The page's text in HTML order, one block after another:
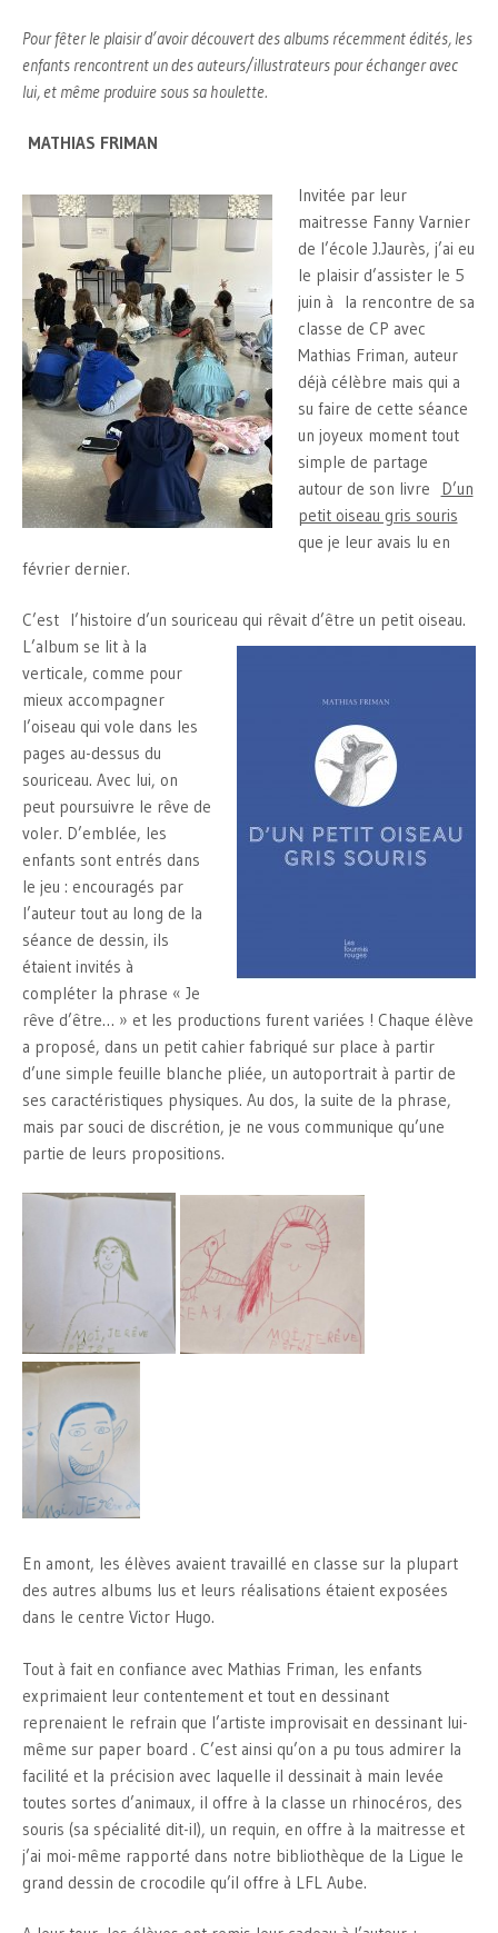
Pour fêter le plaisir d’avoir découvert des albums récemment édités, les
enfants rencontrent un des auteurs/illustrateurs pour échanger avec
lui, et même produire sous sa houlette.
MATHIAS FRIMAN
Invitée par leur
maitresse Fanny Varnier
de l’école J.Jaurès, j’ai eu
le plaisir d’assister le 5
juin à la rencontre de sa
classe de CP avec
Mathias Friman, auteur
déjà célèbre mais qui a
su faire de cette séance
un joyeux moment tout
simple de partage
autour de son livre D’un
petit oiseau gris souris
que je leur avais lu en
février dernier.
C’est l’histoire d’un souriceau qui rêvait d’être un petit oiseau.
L’album se lit à la
verticale, comme pour
mieux accompagner
l’oiseau qui vole dans les
pages au-dessus du
souriceau. Avec lui, on
peut poursuivre le rêve de
voler. D’emblée, les
enfants sont entrés dans
le jeu : encouragés par
l’auteur tout au long de la
séance de dessin, ils
étaient invités à
compléter la phrase « Je
rêve d’être… » et les productions furent variées ! Chaque élève
a proposé, dans un petit cahier fabriqué sur place à partir
d’une simple feuille blanche pliée, un autoportrait à partir de
ses caractéristiques physiques. Au dos, la suite de la phrase,
mais par souci de discrétion, je ne vous communique qu’une
partie de leurs propositions.
En amont, les élèves avaient travaillé en classe sur la plupart
des autres albums lus et leurs réalisations étaient exposées
dans le centre Victor Hugo.
Tout à fait en confiance avec Mathias Friman, les enfants
exprimaient leur contentement et tout en dessinant
reprenaient le refrain que l’artiste improvisait en dessinant lui-
même sur paper board . C’est ainsi qu’on a pu tous admirer la
facilité et la précision avec laquelle il dessinait à main levée
toutes sortes d’animaux, il offre à la classe un rhinocéros, des
souris (sa spécialité dit-il), un requin, en offre à la maitresse et
j’ai moi-même rapporté dans notre bibliothèque de la Ligue le
grand dessin de crocodile qu’il offre à LFL Aube.